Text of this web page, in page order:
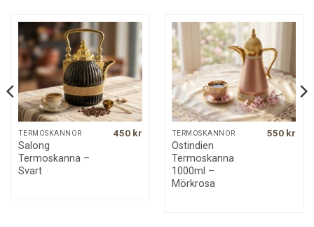
TERMOSKANNOR
Salong
Termoskanna –
Svart
450 kr TERMOSKANNOR
Ostindien
Termoskanna
1000ml –
Mörkrosa
550 kr